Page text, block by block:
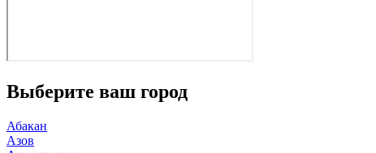
Выберите ваш город
Абакан
Азов